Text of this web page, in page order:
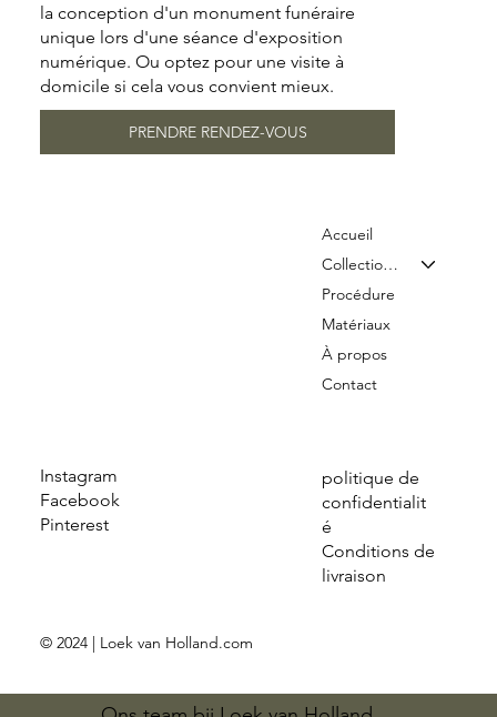
Instagram
Facebook
Pinterest
politique de
confidentialit
é
Conditions de
livraison
Accueil
Collection & Tarifs
Procédure
Matériaux
À propos
Contact
© 2024 | Loek van Holland.com
la conception d'un monument funéraire
unique lors d'une séance d'exposition
numérique. Ou optez pour une visite à
domicile si cela vous convient mieux.
PRENDRE RENDEZ-VOUS